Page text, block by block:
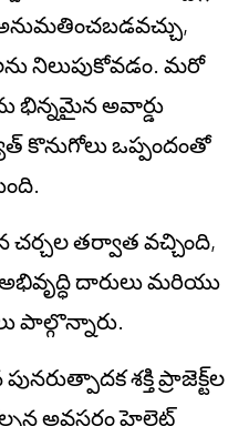
నిలుపుకోవడం. మరో
భిన్నమైన అవార్డు
కొనుగోలు ఒప్పందంతో
చర్చల తర్వాత వచ్చింది,
అభివృద్ధి దారులు మరియు
పాల్గొన్నారు.
శక్తి ప్రాజెక్ట్‌ల
అవసరం హైలైట్